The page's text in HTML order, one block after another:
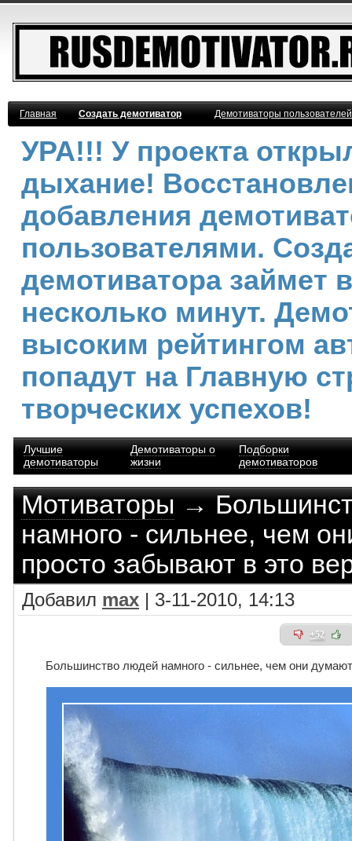
Главная Создать демотиватор Демотиваторы
УРА!!! У проекта
дыхание!
добавления
пользователями.
демотиватора займет
несколько минут.
высоким рейтингом
попадут на Главную
творческих успехов!
Лучшие
демотиваторы
Демотиваторы о
жизни
Подборки
демотиваторов
Мотиваторы→
намного - сильнее, чем
просто забывают в это
Добавил max | 3-11-2010, 14:13
+52
Большинство людей намного - сильнее, чем они